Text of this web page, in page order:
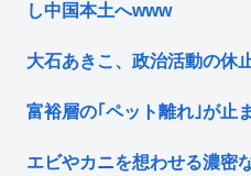
し中国本土へwww
大石あきこ、政治活動の休
富裕層の｢ペット離れ｣が止
エビやカニを想わせる濃密